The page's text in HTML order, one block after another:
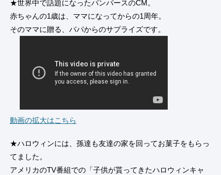
★世界中で話題になったパンパースのCM。
赤ちゃんの1歳は、ママになってからの1周年。
そのママに贈る、パパからのサプライズです。
動画の拡大はこちら
★ハロウィンには、孫達も友達の家を回ってお菓子をもらっ
てました。
アメリカのTV番組での「子供が貰ってきたハロウィンキャ